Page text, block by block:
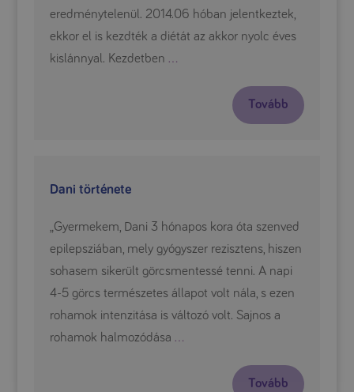
eredménytelenül. 2014.06 hóban jelentkeztek,
ekkor el is kezdték a diétát az akkor nyolc éves
kislánnyal. Kezdetben …
Tovább
Dani története
„Gyermekem, Dani 3 hónapos kora óta szenved
epilepsziában, mely gyógyszer rezisztens, hiszen
sohasem sikerült görcsmentessé tenni. A napi
4-5 görcs természetes állapot volt nála, s ezen
rohamok intenzitása is változó volt. Sajnos a
rohamok halmozódása …
Tovább